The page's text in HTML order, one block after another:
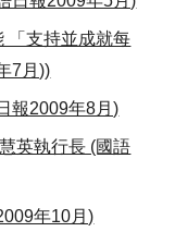
「支持並成就每
7月))
報2009年8月)
英執行長 (國語
年10月)